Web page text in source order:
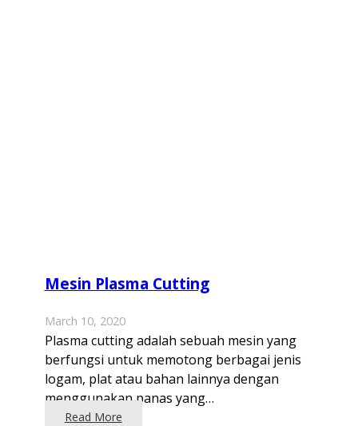
Mesin Plasma Cutting
March 10, 2020
Plasma cutting adalah sebuah mesin yang
berfungsi untuk memotong berbagai jenis
logam, plat atau bahan lainnya dengan
menggunakan panas yang…
Read More